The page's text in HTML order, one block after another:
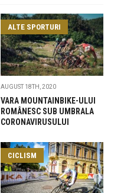
ALTE SPORTURI
AUGUST 18TH, 2020
VARA MOUNTAINBIKE-ULUI
ROMÂNESC SUB UMBRALA
CORONAVIRUSULUI
CICLISM